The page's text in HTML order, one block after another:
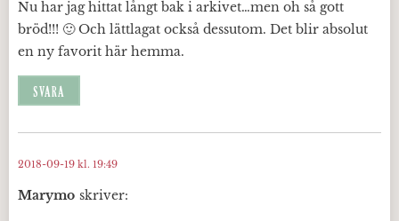
Nu har jag hittat långt bak i arkivet…men oh så gott
bröd!!! 🙂 Och lättlagat också dessutom. Det blir absolut
en ny favorit här hemma.
SVARA
Marymo skriver:
2018-09-19 kl. 19:49